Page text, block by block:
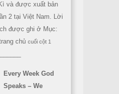
và được xuất bản
lần 2 tại Việt Nam. Lời
được ghi ở Mục:
chủ cuối cột 1
Every Week God
Speaks – We